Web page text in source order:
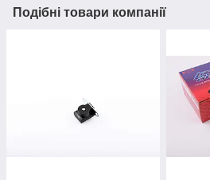
Подібні товари компанії